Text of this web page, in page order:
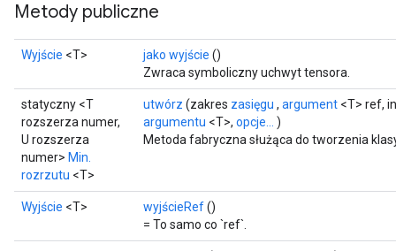
Metody publiczne
Wyjście <T> jako wyjście ()
Zwraca symboliczny uchwyt tensora.
statyczny <T
rozszerza numer,
U rozszerza
numer> Min.
rozrzutu <T>
utwórz (zakres zasięgu , argument <T> ref,
argumentu <T>, opcje... )
Metoda fabryczna służąca do tworzenia
Wyjście <T> wyjścieRef()
= To samo co `ref`.